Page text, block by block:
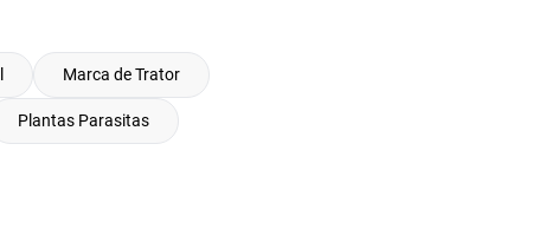
Marca de Trator
Plantas Parasitas